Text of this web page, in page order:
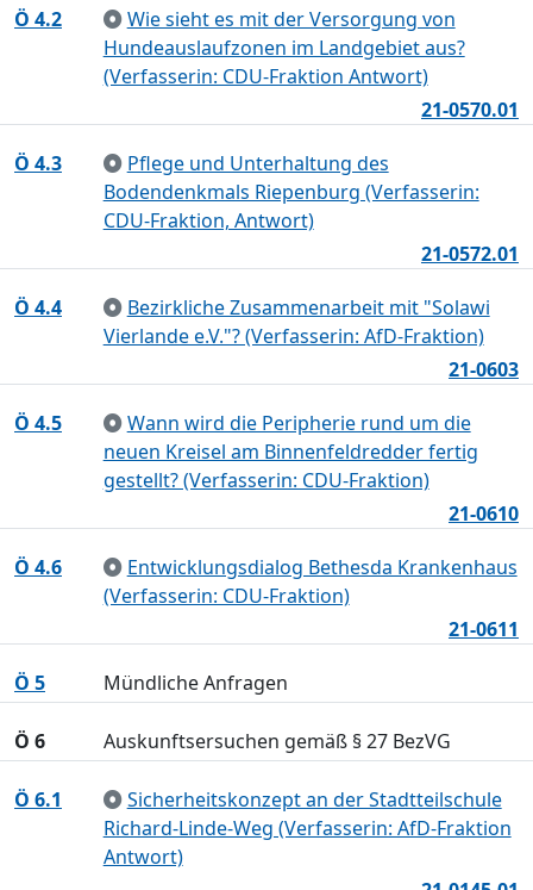
Ö 4.2
Wie sieht es mit der Versorgung von
Hundeauslaufzonen im Landgebiet aus?
(Verfasserin: CDU-Fraktion Antwort)
21-0570.01
Ö 4.3
Pflege und Unterhaltung des
Bodendenkmals Riepenburg (Verfasserin:
CDU-Fraktion, Antwort)
21-0572.01
Ö 4.4
Bezirkliche Zusammenarbeit mit "Solawi
Vierlande e.V."? (Verfasserin: AfD-Fraktion)
21-0603
Ö 4.5
Wann wird die Peripherie rund um die
neuen Kreisel am Binnenfeldredder fertig
gestellt? (Verfasserin: CDU-Fraktion)
21-0610
Ö 4.6
Entwicklungsdialog Bethesda Krankenhaus
(Verfasserin: CDU-Fraktion)
21-0611
Ö 5 Mündliche Anfragen
Ö 6 Auskunftsersuchen gemäß § 27 BezVG
Ö 6.1
Sicherheitskonzept an der Stadtteilschule
Richard-Linde-Weg (Verfasserin: AfD-Fraktion
Antwort)